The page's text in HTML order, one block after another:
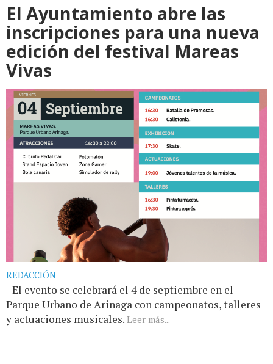
El Ayuntamiento abre las
inscripciones para una nueva
edición del festival Mareas
Vivas
REDACCIÓN
- El evento se celebrará el 4 de septiembre en el
Parque Urbano de Arinaga con campeonatos, talleres
y actuaciones musicales. Leer más...